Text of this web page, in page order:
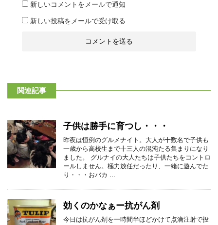
新しいコメントをメールで通知
新しい投稿をメールで受け取る
関連記事
子供は勝手に育つし・・・
昨夜は恒例のグルメナイト。大人が十数名で子供も
一歳から高校生まで十三人の混沌たる集まりになり
ました。 グルナイの大人たちは子供たちをコントロ
ールしません。極力放任だったり、一緒に遊んでた
り・・・おバカ ...
効くのかなぁー抗がん剤
今日は抗がん剤を一時間半ほどかけて点滴注射で投